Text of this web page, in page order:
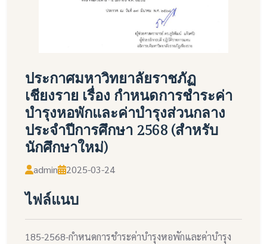
ประกาศมหาวิทยาลัยราชภัฏ
เชียงราย เรื่อง กำหนดการชำระค่า
บำรุงหอพักและค่าบำรุงส่วนกลาง
ประจำปีการศึกษา 2568 (สำหรับ
นักศึกษาใหม่)
admin 2025-03-24
ไฟล์แนบ
185-2568-กำหนดการชำระค่าบำรุงหอพักและค่าบำรุง